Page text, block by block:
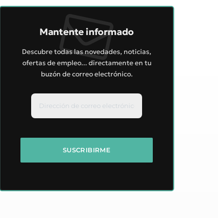
Mantente informado
Descubre todas las novedades, noticias,
ofertas de empleo... directamente en tu
buzón de correo electrónico.